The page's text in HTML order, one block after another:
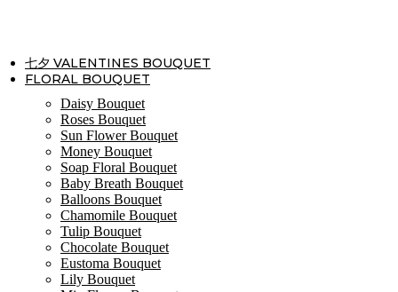
七夕 VALENTINES BOUQUET
FLORAL BOUQUET
Daisy Bouquet
Roses Bouquet
Sun Flower Bouquet
Money Bouquet
Soap Floral Bouquet
Baby Breath Bouquet
Balloons Bouquet
Chamomile Bouquet
Tulip Bouquet
Chocolate Bouquet
Eustoma Bouquet
Lily Bouquet